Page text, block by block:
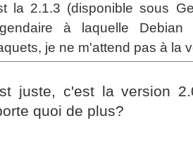
la 2.1.3 (disponible sous
à laquelle
je ne m'attend pas à la
juste, c'est la version
quoi de plus?